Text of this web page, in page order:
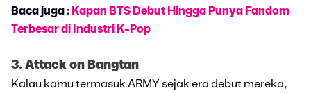
Baca juga : Kapan BTS Debut Hingga Punya Fandom
Terbesar di Industri K-Pop
3. Attack on Bangtan
Kalau kamu termasuk ARMY sejak era debut mereka,